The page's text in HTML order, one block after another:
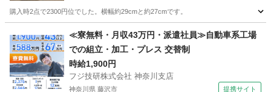
購入時2点で2300円位でした。横幅約29cmと約27cmです。
早稲田駅 収納家具
≪寮無料・月収43万円・派遣社員≫自動車系工場
での組立・加工・プレス 交替制
時給1,900円
フジ技研株式会社 神奈川支店
神奈川県 藤沢市 提携サイト